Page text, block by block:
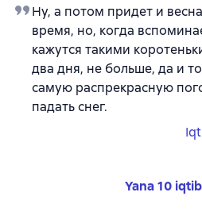
Ну, а потом придет и
время, но, когда
кажутся такими
два дня, не больше, да и
самую распрекрасную
падать снег.
Yana 10